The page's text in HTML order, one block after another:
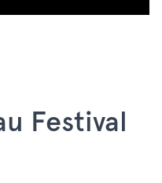
Festival